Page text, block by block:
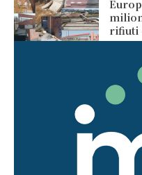
rifiuti